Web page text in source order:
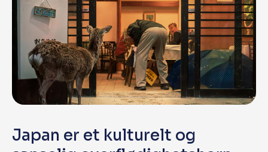
Japan er et kulturelt og